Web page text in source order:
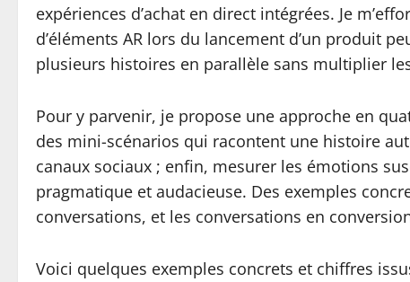
expériences d’achat en direct intégrées. Je
d’éléments AR lors du lancement d’un produit
plusieurs histoires en parallèle sans multiplier
Pour y parvenir, je propose une approche en
des mini-scénarios qui racontent une histoire
canaux sociaux ; enfin, mesurer les émotions
pragmatique et audacieuse. Des exemples
conversations, et les conversations en
Voici quelques exemples concrets et chiffres